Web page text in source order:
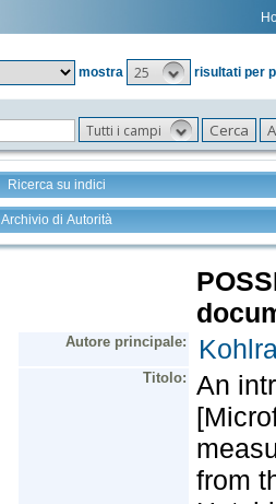
mostra
25 risultati per
Tutti i campi
Ricerca su indici
Archivio di Autorità